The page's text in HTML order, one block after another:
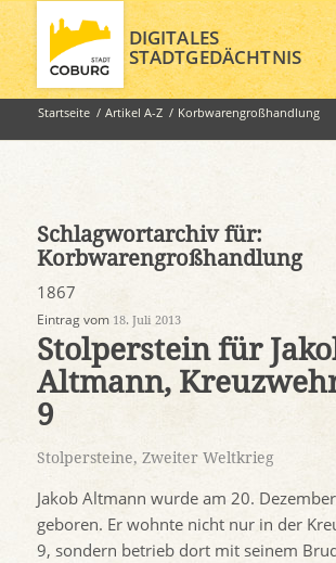
DIGITALES
STADTGEDÄCHTNIS
Startseite / Artikel A-Z / Korbwarengroßhandlung
Schlagwortarchiv für:
Korbwarengroßhandlung
1867
Eintrag vom 18. Juli 2013
Stolperstein für
Altmann,
9
Stolpersteine, Zweiter Weltkrieg
Jakob Altmann wurde am 20.
geboren. Er wohnte nicht nur in der
9, sondern betrieb dort mit seinem